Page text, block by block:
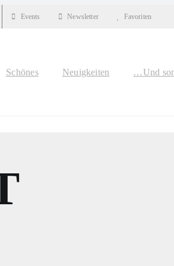
Events Newsletter Favoriten
Schönes Neuigkeiten …Und